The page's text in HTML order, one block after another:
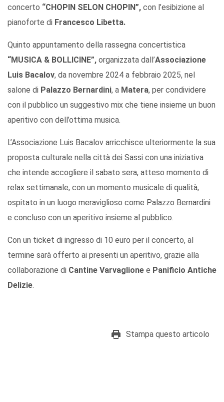
concerto “CHOPIN SELON CHOPIN”, con l’esibizione al
pianoforte di Francesco Libetta.
Quinto appuntamento della rassegna concertistica
“MUSICA & BOLLICINE”, organizzata dall’Associazione
Luis Bacalov, da novembre 2024 a febbraio 2025, nel
salone di Palazzo Bernardini, a Matera, per condividere
con il pubblico un suggestivo mix che tiene insieme un buon
aperitivo con dell’ottima musica.
L’Associazione Luis Bacalov arricchisce ulteriormente la sua
proposta culturale nella città dei Sassi con una iniziativa
che intende accogliere il sabato sera, atteso momento di
relax settimanale, con un momento musicale di qualità,
ospitato in un luogo meraviglioso come Palazzo Bernardini
e concluso con un aperitivo insieme al pubblico.
Con un ticket di ingresso di 10 euro per il concerto, al
termine sarà offerto ai presenti un aperitivo, grazie alla
collaborazione di Cantine Varvaglione e Panificio Antiche
Delizie.
Stampa questo articolo